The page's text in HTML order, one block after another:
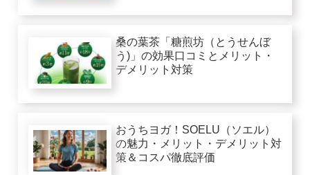
桑の葉茶「糖煎坊（とうせんぼ
う)」の効果口コミとメリット・
デメリット対策
おうちヨガ！SOELU（ソエル）
の魅力・メリット・デメリット対
策＆コスパ徹底評価